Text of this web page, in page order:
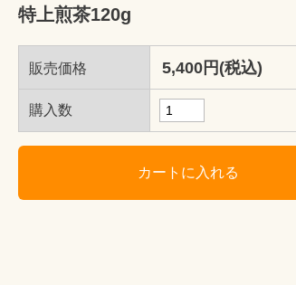
特上煎茶120g
販売価格 5,400円(税込)
購入数